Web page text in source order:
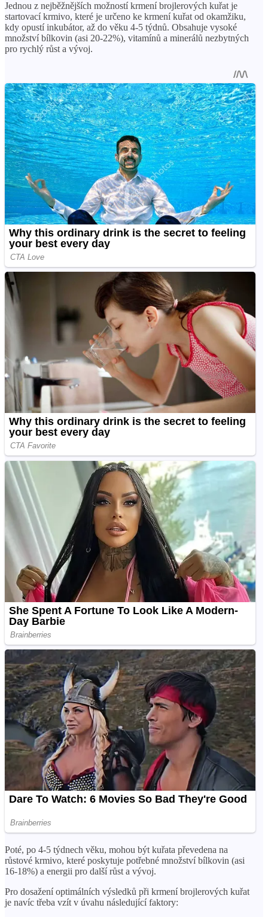
Jednou z nejběžnějších možností krmení brojlerových kuřat je
startovací krmivo, které je určeno ke krmení kuřat od okamžiku,
kdy opustí inkubátor, až do věku 4-5 týdnů. Obsahuje vysoké
množství bílkovin (asi 20-22%), vitamínů a minerálů nezbytných
pro rychlý růst a vývoj.
Poté, po 4-5 týdnech věku, mohou být kuřata převedena na
růstové krmivo, které poskytuje potřebné množství bílkovin (asi
16-18%) a energii pro další růst a vývoj.
Pro dosažení optimálních výsledků při krmení brojlerových kuřat
je navíc třeba vzít v úvahu následující faktory: